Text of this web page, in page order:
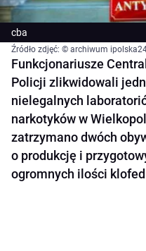
cba
Źródło zdjęć: © archiwum
Funkcjonariusze
Policji zlikwidowali
nielegalnych
narkotyków w
zatrzymano dwóch
o produkcję i
ogromnych ilości